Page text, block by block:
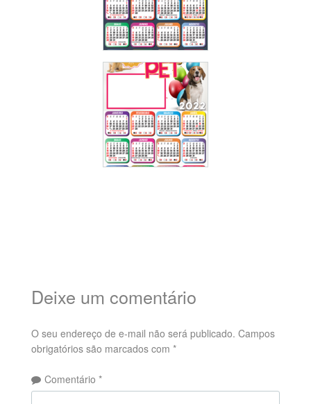
Deixe um comentário
O seu endereço de e-mail não será publicado. Campos
obrigatórios são marcados com *
Comentário *